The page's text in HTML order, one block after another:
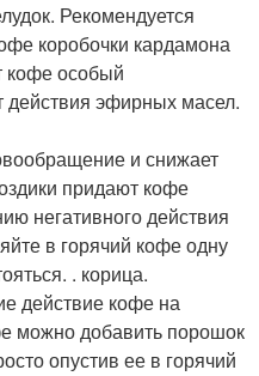
Рекомендуется
коробочки кардамона
кофе особый
действия эфирных масел.
и снижает
придают кофе
негативного действия
в горячий кофе одну
. корица.
действие кофе на
можно добавить порошок
опустив ее в горячий